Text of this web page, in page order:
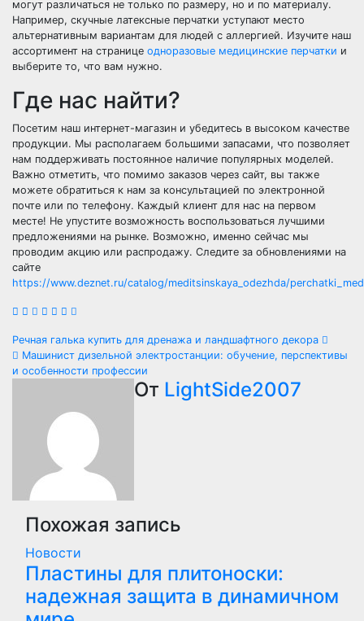
могут различаться не только по размеру, но и по материалу.
Например, скучные латексные перчатки уступают место
альтернативным вариантам для людей с аллергией. Изучите наш
ассортимент на странице одноразовые медицинские перчатки и
выберите то, что вам нужно.
Где нас найти?
Посетим наш интернет-магазин и убедитесь в высоком качестве
продукции. Мы располагаем большими запасами, что позволяет
нам поддерживать постоянное наличие популярных моделей.
Важно отметить, что помимо заказов через сайт, вы также
можете обратиться к нам за консультацией по электронной
почте или по телефону. Каждый клиент для нас на первом
месте! Не упустите возможность воспользоваться лучшими
предложениями на рынке. Возможно, именно сейчас мы
проводим акцию или распродажу. Следите за обновлениями на
сайте
https://www.deznet.ru/catalog/meditsinskaya_odezhda/
Навигация
по
записям
Речная галька купить для дренажа и ландшафтного декора
Машинист дизельной электростанции: обучение, перспективы
и особенности профессии
От LightSide2007
Похожая запись
Новости
Пластины для плитоноски:
надежная защита в динамичном